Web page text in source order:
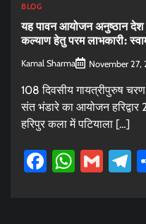
BLOG
यह पावन आयोजन अनुष्ठान
कल्याण हेतु परम लाभकारी:
Kamal Sharma November 27,
108 दिवसीय गायत्रीपुरुष
संत भंडारे का आयोजन
हरिपुर कला में पटियाला […]
Facebook